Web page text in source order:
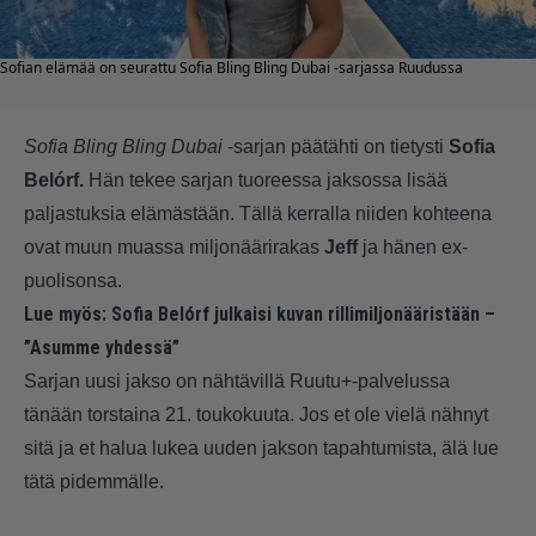
Sofian elämää on seurattu Sofia Bling Bling Dubai -sarjassa Ruudussa
Sofia Bling Bling Dubai -sarjan päätähti on tietysti Sofia
Belórf. Hän tekee sarjan tuoreessa jaksossa lisää
paljastuksia elämästään. Tällä kerralla niiden kohteena
ovat muun muassa miljonäärirakas Jeffja hänen ex-
puolisonsa.
Lue myös: Sofia Belórf julkaisi kuvan rillimiljonääristään –
”Asumme yhdessä”
Sarjan uusi jakso on nähtävillä Ruutu+-palvelussa
tänään torstaina 21. toukokuuta. Jos et ole vielä nähnyt
sitä ja et halua lukea uuden jakson tapahtumista, älä lue
tätä pidemmälle.